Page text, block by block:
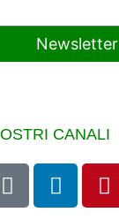
Newsletter
CANALI